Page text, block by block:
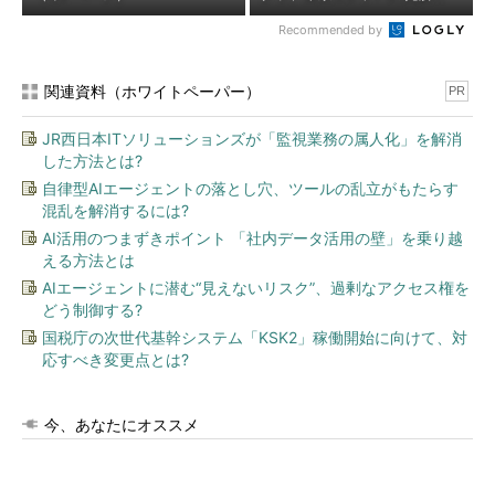
Recommended by
関連資料（ホワイトペーパー） PR
JR西日本ITソリューションズが「監視業務の属人化」を解消
した方法とは?
自律型AIエージェントの落とし穴、ツールの乱立がもたらす
混乱を解消するには?
AI活用のつまずきポイント 「社内データ活用の壁」を乗り越
える方法とは
AIエージェントに潜む“見えないリスク”、過剰なアクセス権を
どう制御する?
国税庁の次世代基幹システム「KSK2」稼働開始に向けて、対
応すべき変更点とは?
今、あなたにオススメ